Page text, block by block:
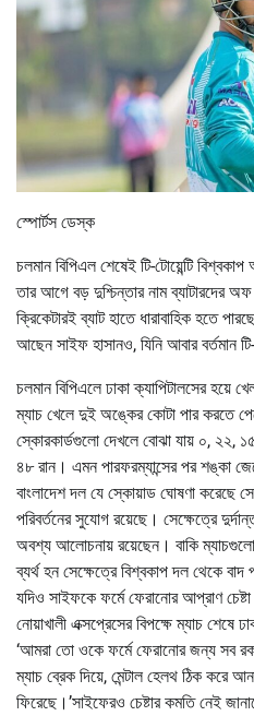
স্পোর্টস ডেস্ক
চলমান বিপিএল শেষেই টি-টোয়েন্টি
তার আগে বড় দুশ্চিন্তার নাম ব্যাটারদের
ক্রিকেটারই ব্যাট হাতে ধারাবাহিক হতে
আছেন সাইফ হাসানও, যিনি আবার বর্তমান
চলমান বিপিএলে ঢাকা ক্যাপিটালসের হয়ে
ম্যাচ খেলে দুই অঙ্কের কোটা পার করতে
স্কোরকার্ডগুলো দেখলে বোঝা যায় ০, ২২,
৪৮ রান। এমন পারফরম্যান্সের পর শঙ্কা
বাংলাদেশ দল যে স্কোয়াড ঘোষণা করেছে
পরিবর্তনের সুযোগ রয়েছে। সেক্ষেত্রে
অবশ্য আলোচনায় রয়েছেন। বাকি
ব্যর্থ হন সেক্ষেত্রে বিশ্বকাপ দল থেকে
যদিও সাইফকে ফর্মে ফেরানোর আপ্রাণ
নোয়াখালী এক্সপ্রেসের বিপক্ষে ম্যাচ শেষে
‘আমরা তো ওকে ফর্মে ফেরানোর জন্য সব
ম্যাচ ব্রেক দিয়ে, মেন্টাল হেলথ ঠিক করে
ফিরেছে।’সাইফেরও চেষ্টার কমতি নেই